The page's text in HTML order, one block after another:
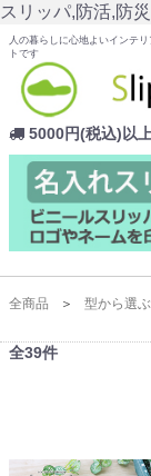
スリッパ,防活,防
人の暮らしに心地よいインテ
トです
5000円(税込)以
全商品 型から選ぶ
全39件